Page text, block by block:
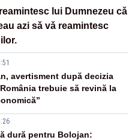
lui Dumnezeu cǎ
azi sǎ vǎ reamintesc
avertisment după decizia
trebuie să revină la
dură pentru Bolojan: